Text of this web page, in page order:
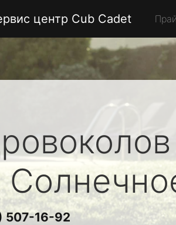
центр Cub Cadet
507-16-92